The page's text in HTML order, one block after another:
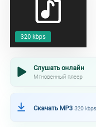
320 kbps
Слушать онлайн
Мгновенный плеер
Скачать MP3 320